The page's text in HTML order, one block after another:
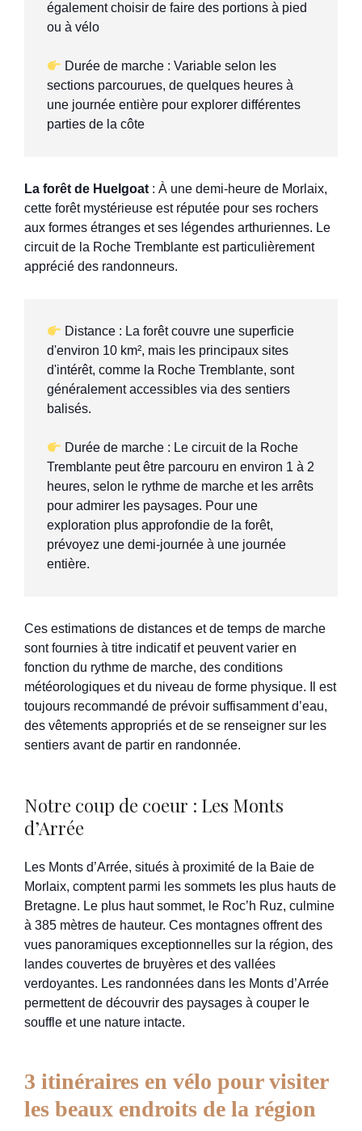
également choisir de faire des portions à pied
ou à vélo
Durée de marche : Variable selon les
sections parcourues, de quelques heures à
une journée entière pour explorer différentes
parties de la côte
La forêt de Huelgoat : À une demi-heure de Morlaix,
cette forêt mystérieuse est réputée pour ses rochers
aux formes étranges et ses légendes arthuriennes. Le
circuit de la Roche Tremblante est particulièrement
apprécié des randonneurs.
Distance : La forêt couvre une superficie
d'environ 10 km², mais les principaux sites
d'intérêt, comme la Roche Tremblante, sont
généralement accessibles via des sentiers
balisés.
Durée de marche : Le circuit de la Roche
Tremblante peut être parcouru en environ 1 à 2
heures, selon le rythme de marche et les arrêts
pour admirer les paysages. Pour une
exploration plus approfondie de la forêt,
prévoyez une demi-journée à une journée
entière.
Ces estimations de distances et de temps de marche
sont fournies à titre indicatif et peuvent varier en
fonction du rythme de marche, des conditions
météorologiques et du niveau de forme physique. Il est
toujours recommandé de prévoir suffisamment d’eau,
des vêtements appropriés et de se renseigner sur les
sentiers avant de partir en randonnée.
Notre coup de coeur : Les Monts
d’Arrée
Les Monts d’Arrée, situés à proximité de la Baie de
Morlaix, comptent parmi les sommets les plus hauts de
Bretagne. Le plus haut sommet, le Roc’h Ruz, culmine
à 385 mètres de hauteur. Ces montagnes offrent des
vues panoramiques exceptionnelles sur la région, des
landes couvertes de bruyères et des vallées
verdoyantes. Les randonnées dans les Monts d’Arrée
permettent de découvrir des paysages à couper le
souffle et une nature intacte.
3 itinéraires en vélo pour visiter
les beaux endroits de la région